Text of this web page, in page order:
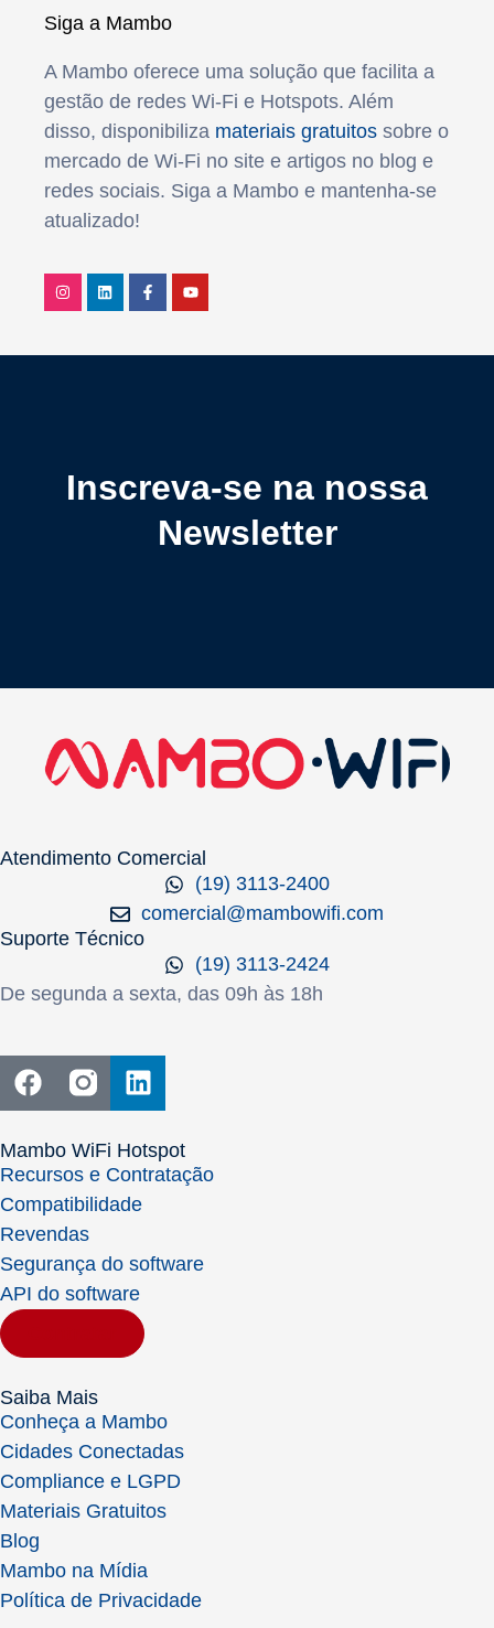
Siga a Mambo
A Mambo oferece uma solução que facilita a
gestão de redes Wi-Fi e Hotspots. Além
disso, disponibiliza materiais gratuitos sobre o
mercado de Wi-Fi no site e artigos no blog e
redes sociais. Siga a Mambo e mantenha-se
atualizado!
Inscreva-se na nossa
Newsletter
Atendimento Comercial
(19) 3113-2400
comercial@mambowifi.com
Suporte Técnico
(19) 3113-2424
De segunda a sexta, das 09h às 18h
Mambo WiFi Hotspot
Recursos e Contratação
Compatibilidade
Revendas
Segurança do software
API do software
Saiba Mais
Conheça a Mambo
Cidades Conectadas
Compliance e LGPD
Materiais Gratuitos
Blog
Mambo na Mídia
Política de Privacidade